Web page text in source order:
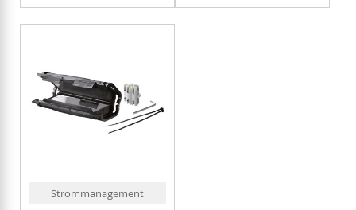
Strommanagement